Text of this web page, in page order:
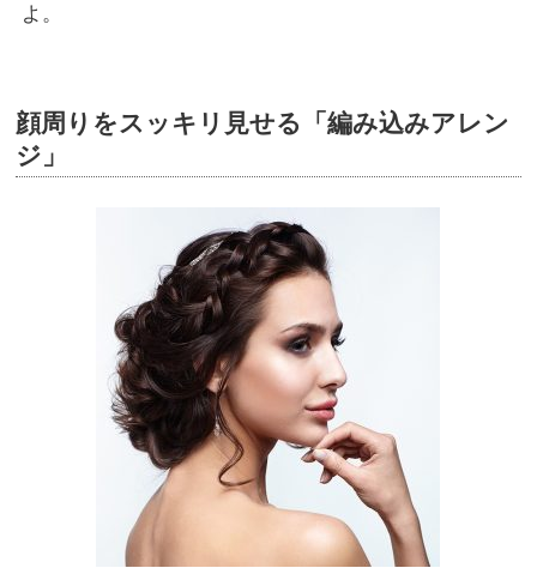
よ。
顔周りをスッキリ見せる「編み込みアレン
ジ」